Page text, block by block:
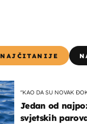
NAJČITANIJE
"KAO DA SU NOVAK
Jedan od
svjetskih